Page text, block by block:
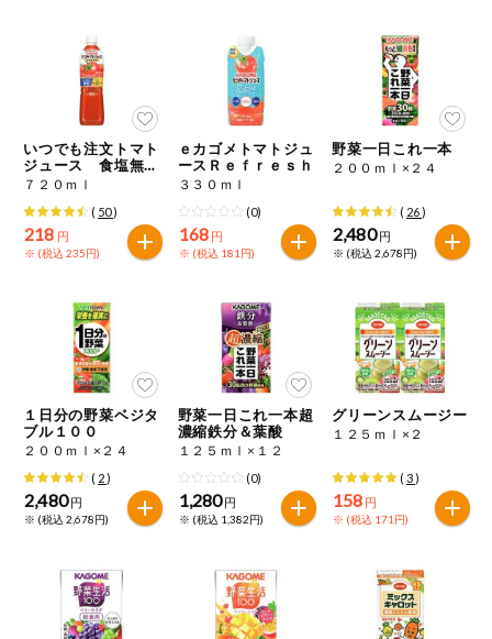
推しコープ
いつでも注文トマト
ジュース 食塩無添
加
７２０ｍｌ
( 50)
218 円
※ (税込 235円)
ｅカゴメトマトジュ
ースＲｅｆｒｅｓｈ
３３０ｍｌ
(0)
168 円
※ (税込 181円)
野菜一日これ一本
２００ｍｌ×２４
( 26)
2,480 円
※ (税込 2,678円)
１日分の野菜ベジタ
ブル１００
２００ｍｌ×２４
( 2)
2,480 円
※ (税込 2,678円)
野菜一日これ一本超
濃縮鉄分＆葉酸
１２５ｍｌ×１２
(0)
1,280 円
※ (税込 1,382円)
グリーンスムージー
１２５ｍｌ×２
( 3)
158 円
※ (税込 171円)